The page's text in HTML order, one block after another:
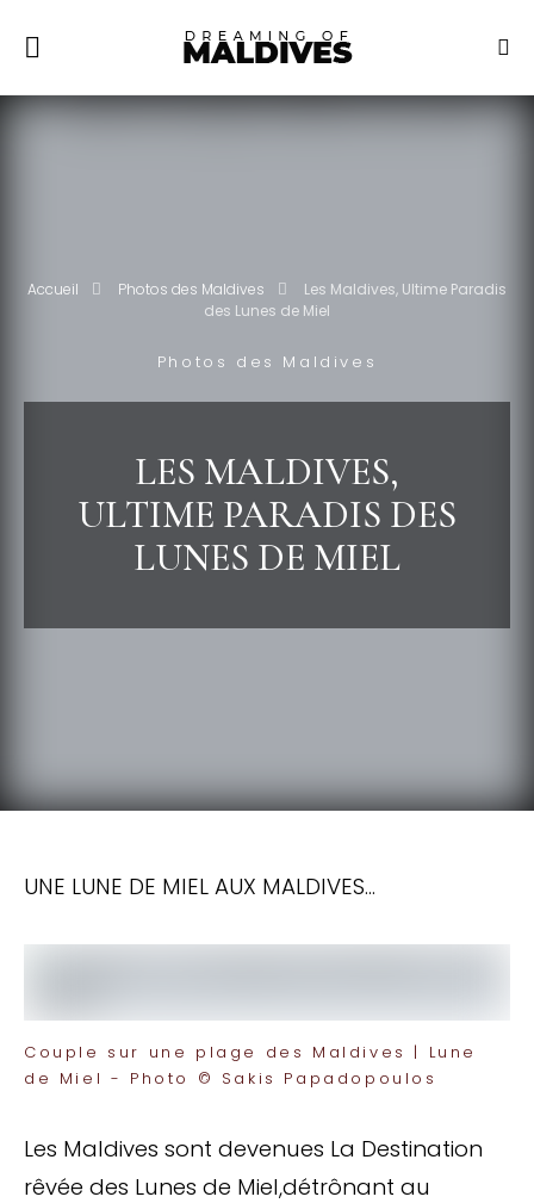
Accueil Photos des Maldives
Les Maldives, Ultime Paradis
des Lunes de Miel
Photos des Maldives
LES MALDIVES,
ULTIME PARADIS DES
LUNES DE MIEL
UNE LUNE DE MIEL AUX MALDIVES…
Couple sur une plage des Maldives | Lune
de Miel - Photo © Sakis Papadopoulos
Les Maldives sont devenues La Destination
rêvée des Lunes de Miel,détrônant au